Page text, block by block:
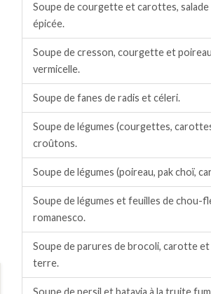
Soupe de courgette et carottes, salade
épicée.
Soupe de cresson, courgette et
vermicelle.
Soupe de fanes de radis et céleri.
Soupe de légumes (courgettes,
croûtons.
Soupe de légumes (poireau, pak choï,
Soupe de légumes et feuilles de chou-
romanesco.
Soupe de parures de brocoli, carotte et
terre.
Soupe de persil et batavia à la truite